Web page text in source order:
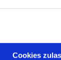
Cookies